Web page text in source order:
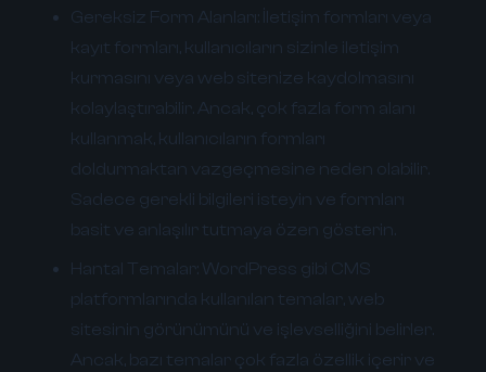
Gereksiz Form Alanları: İletişim formları veya
kayıt formları, kullanıcıların sizinle iletişim
kurmasını veya web sitenize kaydolmasını
kolaylaştırabilir. Ancak, çok fazla form alanı
kullanmak, kullanıcıların formları
doldurmaktan vazgeçmesine neden olabilir.
Sadece gerekli bilgileri isteyin ve formları
basit ve anlaşılır tutmaya özen gösterin.
Hantal Temalar: WordPress gibi CMS
platformlarında kullanılan temalar, web
sitesinin görünümünü ve işlevselliğini belirler.
Ancak, bazı temalar çok fazla özellik içerir ve